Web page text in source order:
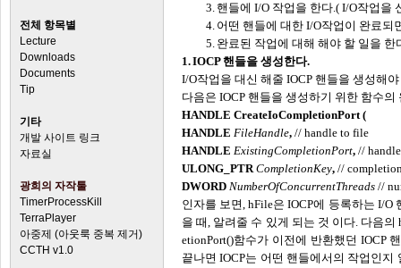
전체 항목별
Lecture
Downloads
Documents
Tip
기타
개발 사이트 링크
자료실
광희의 자작툴
TimerProcessKill
TerraPlayer
아중제 (아웃룩 중복 제거)
CCTH v1.0
3.핸들에 I/O 작업을 한다.( I/O작업을
4. 어떤 핸들에 대한I/O작업이 완료되
5. 완료된 작업에 대해 해야 할 일을 한
1.IOCP 핸들을 생성한다.
I/O작업을 대신 해줄 IOCP 핸들을 생성해
다음은 IOCP 핸들을 생성하기 위한 함수
HANDLE CreateIoCompletionPort (
HANDLE FileHandle, // handle to file
HANDLE ExistingCompletionPort, //
ULONG_PTRCompletionKey, //
DWORD NumberOfConcurrentThreads //
인자를 보면, hFile은 IOCP에 등록하는 I/O
을 때, 알려줄 수 있게 되는 것 이다. 다음
etionPort()함수가 이전에 반환했던 IOCP
끝나면 IOCP는 어떤 핸들에서의 작업인